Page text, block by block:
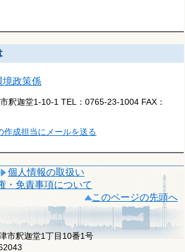
政策係
釈迦堂1-10-1 TEL：0765-23-1004 FAX：
作成担当にメールを送る
個人情報の取扱い
・免責事項について
このページの先頭へ
市釈迦堂1丁目10番1号